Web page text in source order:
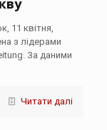
11 квітня,
з лідерами
За даними
Читати далі